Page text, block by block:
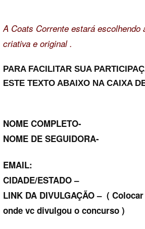
A Coats Corrente estará escolhendo
criativa e original .
PARA FACILITAR SUA
ESTE TEXTO ABAIXO NA CAIXA
NOME COMPLETO-
NOME DE SEGUIDORA-
EMAIL:
CIDADE/ESTADO –
LINK DA DIVULGAÇÃO – (
onde vc divulgou o concurso )